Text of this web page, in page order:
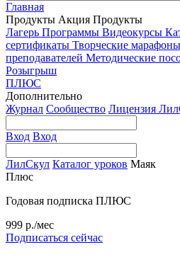
Главная
Продукты Акция Продукты
Лагерь Программы Видеокурсы
сертификаты Творческие марафоны
преподавателей Методические
Розыгрыш
ПЛЮС
Дополнительно
Журнал Сообщество Лицензия
Вход Вход
ЛилСкул Каталог уроков Маяк
Плюс
Годовая подписка ПЛЮС
999 р./мес
Подписаться сейчас